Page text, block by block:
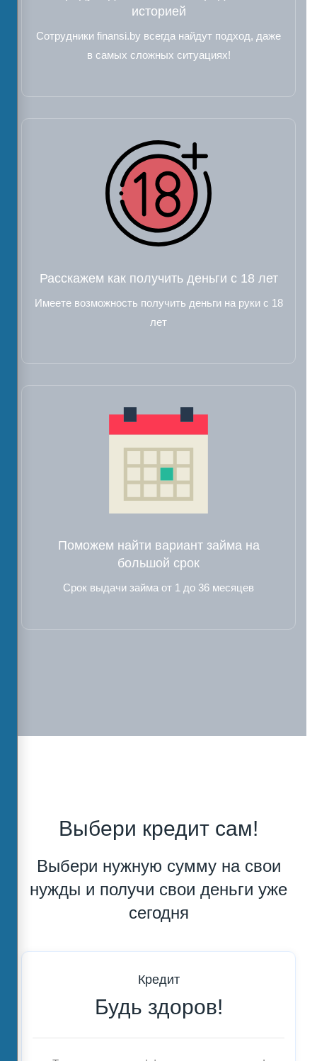
историей
Сотрудники finansi.by всегда найдут подход, даже
в самых сложных ситуациях!
Расскажем как получить деньги с 18 лет
Имеете возможность получить деньги на руки с 18
лет
Поможем найти вариант займа на
большой срок
Срок выдачи займа от 1 до 36 месяцев
Выбери кредит сам!
Выбери нужную сумму на свои
нужды и получи свои деньги уже
сегодня
Кредит
Будь здоров!